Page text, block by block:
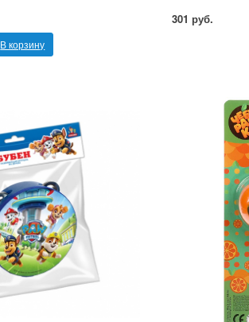
В корзину
301 руб.